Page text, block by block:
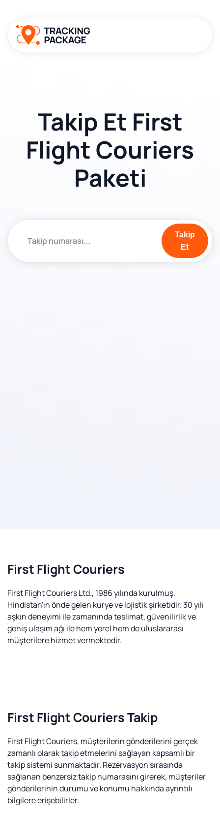
Takip Et First
Flight Couriers
Paketi
Takip
Et
First Flight Couriers
First Flight Couriers Ltd., 1986 yılında kurulmuş,
Hindistan'ın önde gelen kurye ve lojistik şirketidir. 30 yılı
aşkın deneyimi ile zamanında teslimat, güvenilirlik ve
geniş ulaşım ağı ile hem yerel hem de uluslararası
müşterilere hizmet vermektedir.
First Flight Couriers Takip
First Flight Couriers, müşterilerin gönderilerini gerçek
zamanlı olarak takip etmelerini sağlayan kapsamlı bir
takip sistemi sunmaktadır. Rezervasyon sırasında
sağlanan benzersiz takip numarasını girerek, müşteriler
gönderilerinin durumu ve konumu hakkında ayrıntılı
bilgilere erişebilirler.